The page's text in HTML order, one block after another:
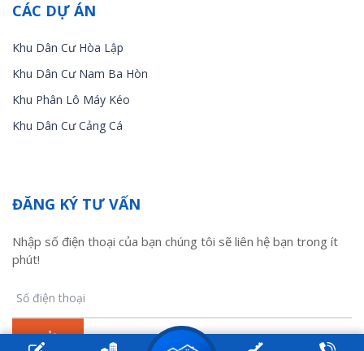
CÁC DỰ ÁN
Khu Dân Cư Hòa Lập
Khu Dân Cư Nam Ba Hòn
Khu Phân Lô Máy Kéo
Khu Dân Cư Cảng Cá
ĐĂNG KÝ TƯ VẤN
Nhập số điện thoại của bạn chúng tôi sẽ liên hệ bạn trong ít
phút!